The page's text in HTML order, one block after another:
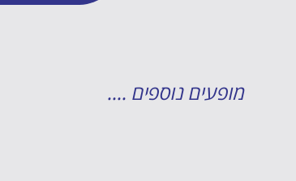
מופעים נוספים ....